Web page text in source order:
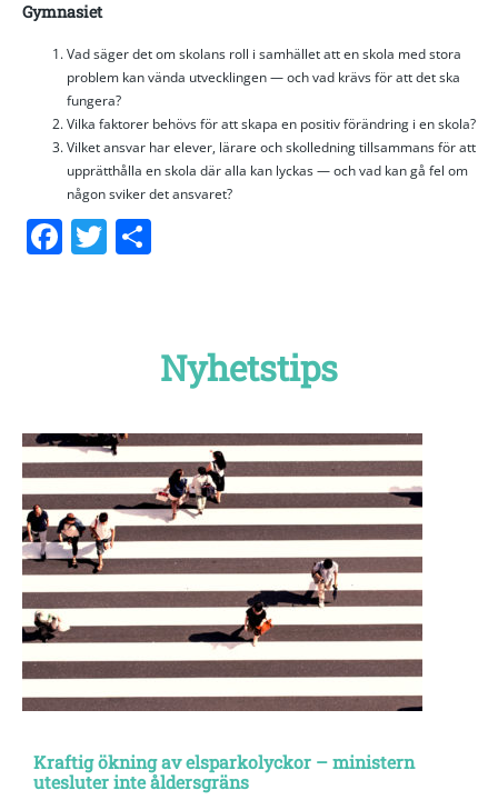
Gymnasiet
Vad säger det om skolans roll i samhället att en skola med stora
problem kan vända utvecklingen — och vad krävs för att det ska
fungera?
Vilka faktorer behövs för att skapa en positiv förändring i en skola?
Vilket ansvar har elever, lärare och skolledning tillsammans för att
upprätthålla en skola där alla kan lyckas — och vad kan gå fel om
någon sviker det ansvaret?
Facebook
Twitter
Nyhetstips
Kraftig ökning av elsparkolyckor – ministern
utesluter inte åldersgräns